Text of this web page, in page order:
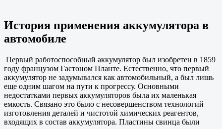
История применения аккумулятора в
автомобиле
Первый работоспособный аккумулятор был изобретен в 1859
году французом Гастоном Планте. Естественно, что первый
аккумулятор не задумывался как автомобильный, а был лишь
еще одним шагом на пути к прогрессу. Основными
недостатками первых аккумуляторов была их маленькая
емкость. Связано это было с несовершенством технологий
изготовления деталей и чистотой химических реагентов,
входящих в состав аккумулятора. Пластины свинца были